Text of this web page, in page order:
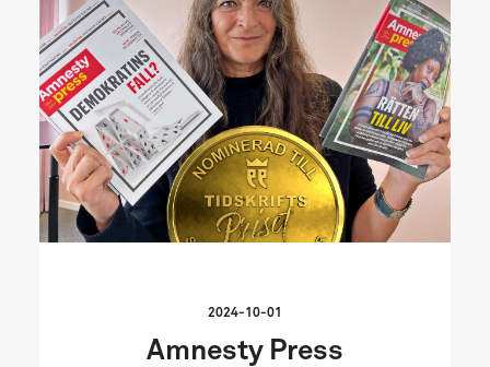
2024-10-01
Amnesty Press